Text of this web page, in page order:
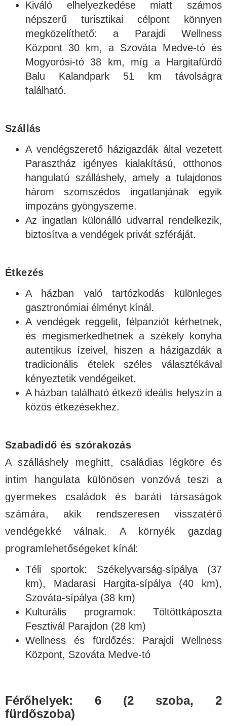
Kiváló elhelyezkedése miatt számos
népszerű turisztikai célpont könnyen
megközelíthető: a Parajdi Wellness
Központ 30 km, a Szováta Medve-tó és
Mogyorósi-tó 38 km, míg a Hargitafürdő
Balu Kalandpark 51 km távolságra
található.
Szállás
A vendégszerető házigazdák által vezetett
Parasztház igényes kialakítású, otthonos
hangulatú szálláshely, amely a tulajdonos
három szomszédos ingatlanjának egyik
impozáns gyöngyszeme.
Az ingatlan különálló udvarral rendelkezik,
biztosítva a vendégek privát szféráját.
Étkezés
A házban való tartózkodás különleges
gasztronómiai élményt kínál.
A vendégek reggelit, félpanziót kérhetnek,
és megismerkedhetnek a székely konyha
autentikus ízeivel, hiszen a házigazdák a
tradicionális ételek széles választékával
kényeztetik vendégeiket.
A házban található étkező ideális helyszín a
közös étkezésekhez.
Szabadidő és szórakozás
A szálláshely meghitt, családias légköre és
intim hangulata különösen vonzóvá teszi a
gyermekes családok és baráti társaságok
számára, akik rendszeresen visszatérő
vendégekké válnak. A környék gazdag
programlehetőségeket kínál:
Téli sportok: Székelyvarság-sípálya (37
km), Madarasi Hargita-sípálya (40 km),
Szováta-sípálya (38 km)
Kulturális programok: Töltöttkáposzta
Fesztivál Parajdon (28 km)
Wellness és fürdőzés: Parajdi Wellness
Központ, Szováta Medve-tó
Férőhelyek: 6 (2 szoba, 2
fürdőszoba)